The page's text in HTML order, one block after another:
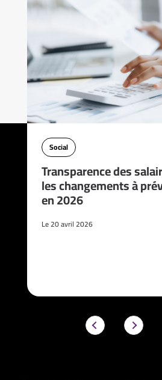
Social
Transparence des
les changements à
en 2026
Le 20 avril 2026